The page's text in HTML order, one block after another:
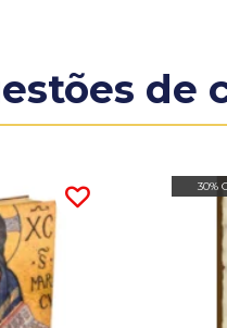
de
30%